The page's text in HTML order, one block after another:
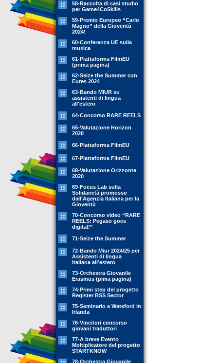
58-Raccolta di casi studio
per Game4CoSkills
59-Premio Europeo “Carlo
Magno” della Gioventù
2024!
60-Conferenza UE sulla
musica
61-Piattaforma FilmEU
(prima pagina)
62-Seize the Summer con
Eures 2024
63-Bando MIUR su
assistenti di lingua
all'estero
64-Concorso RARE REELS
65-Valutazione Horizon
2020
66-Piattaforma FilmEU
67-Piattaforma FilmEU
68-Valutazione Orizzonte
2020
69-Focus Lab sulla
Solidarietà promosso
dall’Agenzia Italiana per la
Gioventù
70-Concorso video “RARE
REELS: Pegaso goes
digital!”
71-Seize the Summer
72-Bando Miur 2024/25 per
Assistenti di lingua
italiana all’estero
73-Orchestra Giovanile
Erasmus (pima pagina)
74-Primi step del progetto
Register BSS Sector
75-Seminario a Wateford in
Irlanda
76-Vincitori concorso
giovani traduttori
77-A breve Evento
Moltiplicatore del progetto
STARTKNOW
78-Orchestra Giovanile